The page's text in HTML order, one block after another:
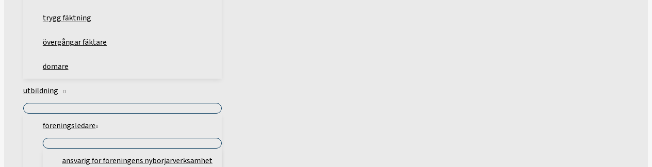
trygg fäktning
övergångar fäktare
domare
utbildning
föreningsledare
ansvarig för föreningens nybörjarverksamhet